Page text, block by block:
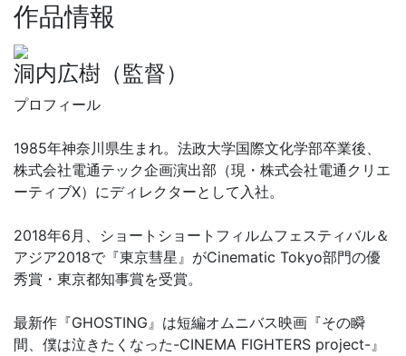
作品情報
洞内広樹（監督）
プロフィール
1985年神奈川県生まれ。法政大学国際文化学部卒業後、
株式会社電通テック企画演出部（現・株式会社電通クリエ
ーティブX）にディレクターとして入社。
2018年6月、ショートショートフィルムフェスティバル＆
アジア2018で『東京彗星』がCinematic Tokyo部門の優
秀賞・東京都知事賞を受賞。
最新作『GHOSTING』は短編オムニバス映画『その瞬
間、僕は泣きたくなった-CINEMA FIGHTERS project-』